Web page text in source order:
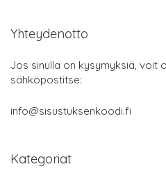
Yhteydenotto
Jos sinulla on kysymyksiä, voit
sähköpostitse:
info@sisustuksenkoodi.fi
Kategoriat